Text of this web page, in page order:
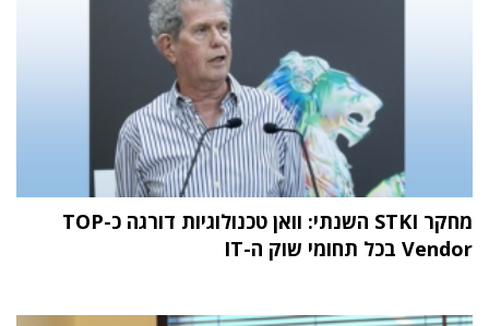
מחקר STKI השנתי: וואן טכנולוגיות דורגה כ-TOP
Vendor בכל תחומי שוק ה-IT